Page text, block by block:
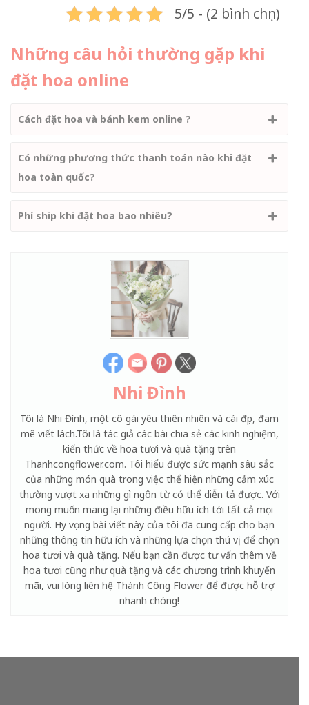
5/5 - (2 bình chọn)
Những câu hỏi thường gặp khi
đặt hoa online
Cách đặt hoa và bánh kem online ?
Có những phương thức thanh toán nào khi đặt
hoa toàn quốc?
Phí ship khi đặt hoa bao nhiêu?
Nhi Đình
Tôi là Nhi Đình, một cô gái yêu thiên nhiên và cái đẹp, đam
mê viết lách.Tôi là tác giả các bài chia sẻ các kinh nghiệm,
kiến thức về hoa tươi và quà tặng trên
Thanhcongflower.com. Tôi hiểu được sức mạnh sâu sắc
của những món quà trong việc thể hiện những cảm xúc
thường vượt xa những gì ngôn từ có thể diễn tả được. Với
mong muốn mang lại những điều hữu ích tới tất cả mọi
người. Hy vọng bài viết này của tôi đã cung cấp cho bạn
những thông tin hữu ích và những lựa chọn thú vị để chọn
hoa tươi và quà tặng. Nếu bạn cần được tư vấn thêm về
hoa tươi cũng như quà tặng và các chương trình khuyến
mãi, vui lòng liên hệ Thành Công Flower để được hỗ trợ
nhanh chóng!